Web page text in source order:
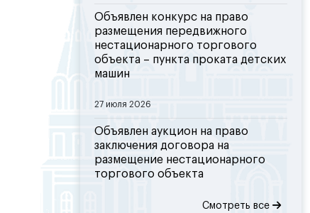
Объявлен конкурс на право
размещения передвижного
нестационарного торгового
объекта – пункта проката детских
машин
27 июля 2026
Объявлен аукцион на право
заключения договора на
размещение нестационарного
торгового объекта
Смотреть все